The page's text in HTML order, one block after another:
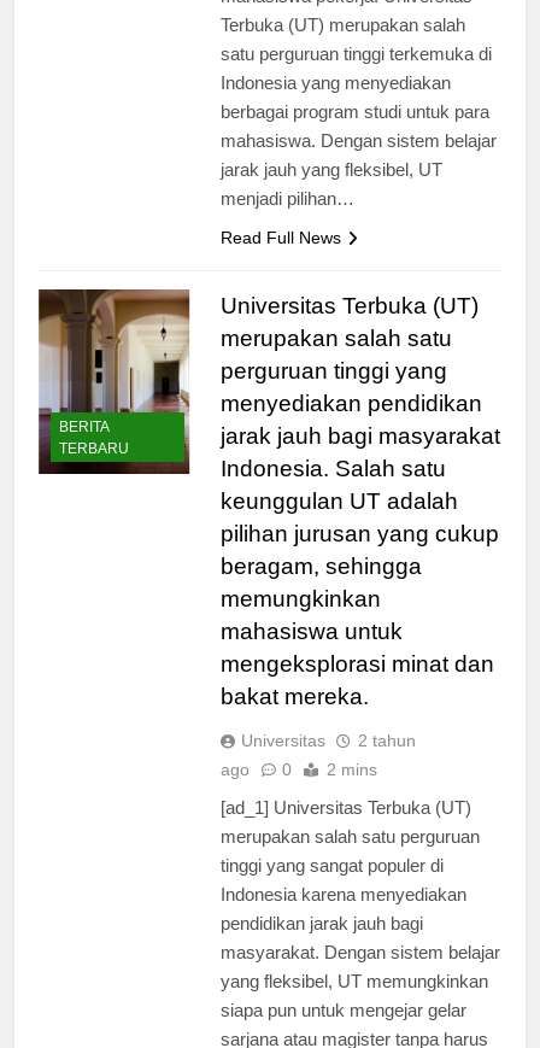
mahasiswa pekerja. Universitas
Terbuka (UT) merupakan salah
satu perguruan tinggi terkemuka di
Indonesia yang menyediakan
berbagai program studi untuk para
mahasiswa. Dengan sistem belajar
jarak jauh yang fleksibel, UT
BERITA
TERBARU
Universitas Terbuka (UT)
merupakan salah satu
perguruan tinggi yang
menyediakan pendidikan
jarak jauh bagi masyarakat
Indonesia. Salah satu
keunggulan UT adalah
pilihan jurusan yang cukup
beragam, sehingga
memungkinkan
mahasiswa untuk
mengeksplorasi minat dan
Universitas
2 tahun
[ad_1] Universitas Terbuka (UT)
merupakan salah satu perguruan
tinggi yang sangat populer di
Indonesia karena menyediakan
pendidikan jarak jauh bagi
masyarakat. Dengan sistem belajar
yang fleksibel, UT memungkinkan
siapa pun untuk mengejar gelar